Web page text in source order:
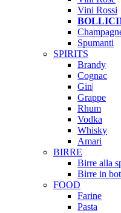
Vini Rossi
Spumanti
SPIRITS
Brandy
Cognac
Gin|
Grappe
Rhum
Vodka
Whisky
Amari
BIRRE
Birre alla
Birre in
FOOD
Farine
Pasta